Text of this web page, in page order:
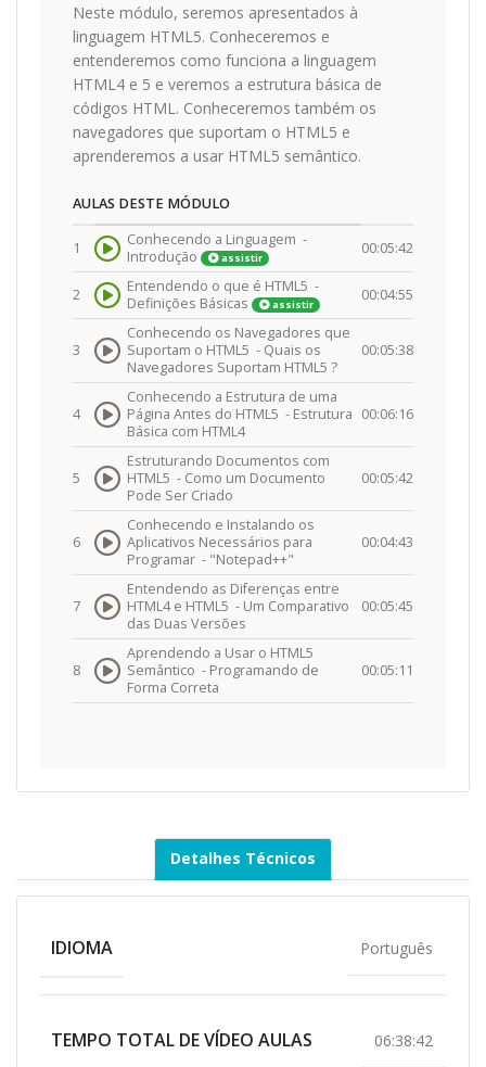
Neste módulo, seremos apresentados à
linguagem HTML5. Conheceremos e
entenderemos como funciona a linguagem
HTML4 e 5 e veremos a estrutura básica de
códigos HTML. Conheceremos também os
navegadores que suportam o HTML5 e
aprenderemos a usar HTML5 semântico.
AULAS DESTE MÓDULO
1
Conhecendo a Linguagem -
Introdução
assistir
00:05:42
2
Entendendo o que é HTML5 -
Definições Básicas
assistir
00:04:55
3
Conhecendo os Navegadores que
Suportam o HTML5 - Quais os
Navegadores Suportam HTML5 ?
00:05:38
4
Conhecendo a Estrutura de uma
Página Antes do HTML5 - Estrutura
Básica com HTML4
00:06:16
5
Estruturando Documentos com
HTML5 - Como um Documento
Pode Ser Criado
00:05:42
6
Conhecendo e Instalando os
Aplicativos Necessários para
Programar - "Notepad++"
00:04:43
7
Entendendo as Diferenças entre
HTML4 e HTML5 - Um Comparativo
das Duas Versões
00:05:45
8
Aprendendo a Usar o HTML5
Semântico - Programando de
Forma Correta
00:05:11
Detalhes Técnicos
IDIOMA Português
TEMPO TOTAL DE VÍDEO AULAS 06:38:42